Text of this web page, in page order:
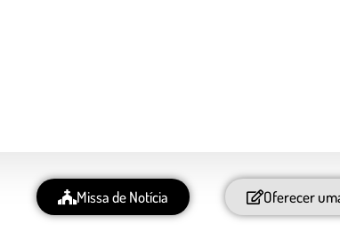
Missa de Notícia Oferecer